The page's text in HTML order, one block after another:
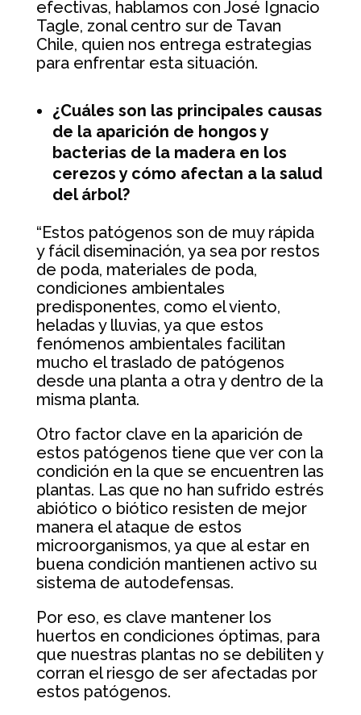
efectivas, hablamos con José Ignacio
Tagle, zonal centro sur de Tavan
Chile, quien nos entrega estrategias
para enfrentar esta situación.
¿Cuáles son las principales causas
de la aparición de hongos y
bacterias de la madera en los
cerezos y cómo afectan a la salud
del árbol?
“Estos patógenos son de muy rápida
y fácil diseminación, ya sea por restos
de poda, materiales de poda,
condiciones ambientales
predisponentes, como el viento,
heladas y lluvias, ya que estos
fenómenos ambientales facilitan
mucho el traslado de patógenos
desde una planta a otra y dentro de la
misma planta.
Otro factor clave en la aparición de
estos patógenos tiene que ver con la
condición en la que se encuentren las
plantas. Las que no han sufrido estrés
abiótico o biótico resisten de mejor
manera el ataque de estos
microorganismos, ya que al estar en
buena condición mantienen activo su
sistema de autodefensas.
Por eso, es clave mantener los
huertos en condiciones óptimas, para
que nuestras plantas no se debiliten y
corran el riesgo de ser afectadas por
estos patógenos.